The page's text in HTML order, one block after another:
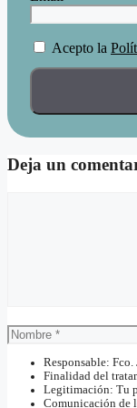
Acepto la
Deja un
Nombre
Responsable: Fco.
Finalidad del
Legitimación: Tu
Comunicación de